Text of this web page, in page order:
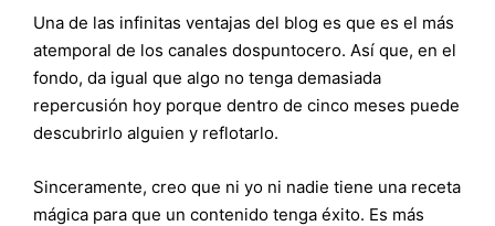
Una de las infinitas ventajas del blog es que es el más
atemporal de los canales dospuntocero. Así que, en el
fondo, da igual que algo no tenga demasiada
repercusión hoy porque dentro de cinco meses puede
descubrirlo alguien y reflotarlo.
Sinceramente, creo que ni yo ni nadie tiene una receta
mágica para que un contenido tenga éxito. Es más